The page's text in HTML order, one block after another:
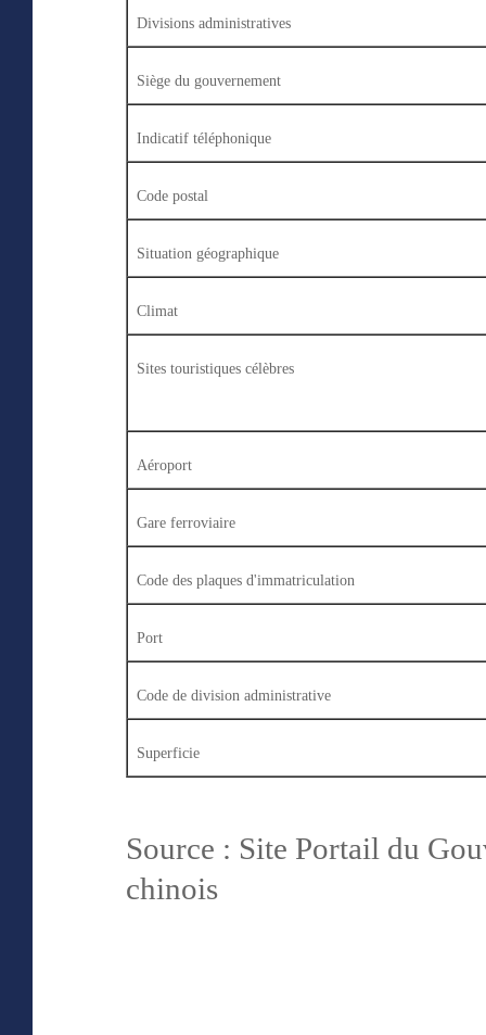
Divisions administratives
Siège du gouvernement
Indicatif téléphonique
Code postal
Situation géographique
Climat
Sites touristiques célèbres
Aéroport
Gare ferroviaire
Code des plaques d'immatriculation
Port
Code de division administrative
Superficie
Source : Site Portail du
chinois